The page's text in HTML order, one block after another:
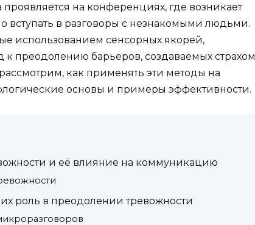
на конференциях, где возникает
вступать в разговоры с незнакомыми людьми.
использованием сенсорных якорей,
преодолению барьеров, создаваемых страхом
как применять эти методы на
основы и примеры эффективности.
и её влияние на коммуникацию
роль в преодолении тревожности